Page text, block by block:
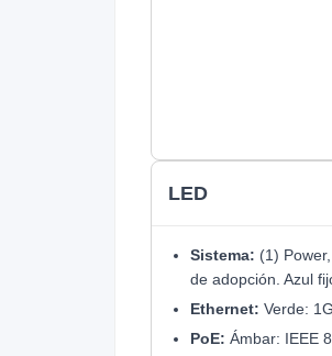
LED
Sistema: (1)
de adopción. Azul
Ethernet: Verde:
PoE: Ámbar: IEEE